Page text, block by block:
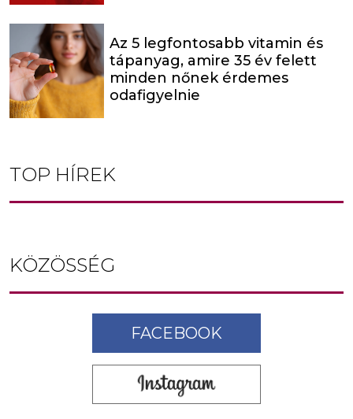
Az 5 legfontosabb vitamin és
tápanyag, amire 35 év felett
minden nőnek érdemes
odafigyelnie
TOP HÍREK
KÖZÖSSÉG
FACEBOOK